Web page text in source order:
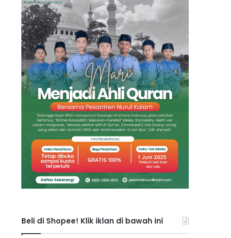
Beli di Shopee! Klik iklan di bawah ini